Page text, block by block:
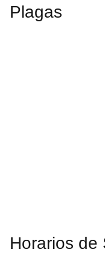
Plagas
Horarios de